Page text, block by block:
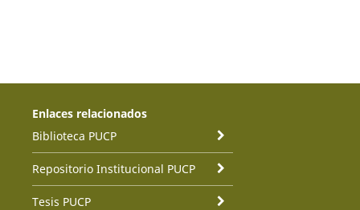
Enlaces relacionados
Biblioteca PUCP
Repositorio Institucional PUCP
Tesis PUCP